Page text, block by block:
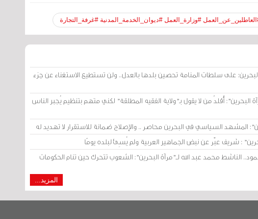
#وزارة_العمل #ديوان_الخدمة_المدنية #غرفة_التجارة
على سلطات المنامة تحصين بلدها بالعدل.. ولن تستطيع الاستغناء عن جزء
البحرين”: أُقلدُ من لا يقول بـ"ولاية الفقيه المطلقة" لكني متهم بتنظيم يُجبر الناس
المشهد السياسي في البحرين محاصر .. والإصلاح ضمانة للاستقرار لا تهديد له
: شريف عبّر عن نبض الجماهير العربية ولم يُسِئ لبلده يومًا
الناشط محمد عبد الله لــ"مرآة البحرين": الشعوب تتحرك حين تنام الحكومات
المزيد...